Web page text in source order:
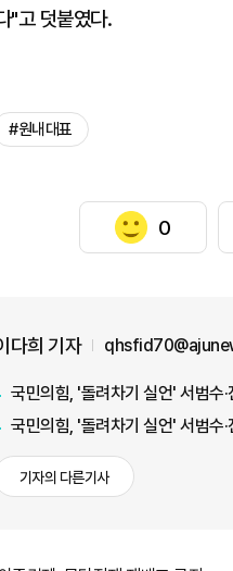
"고 덧붙였다.
#원내대표
0
다희 기자
국민의힘, '돌려차기 실언' 서범수
국민의힘, '돌려차기 실언' 서범수
기자의 다른기사